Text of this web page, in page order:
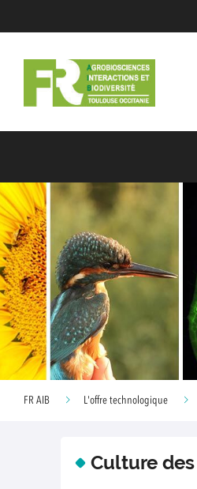
FR AIB L'offre technologique
Culture